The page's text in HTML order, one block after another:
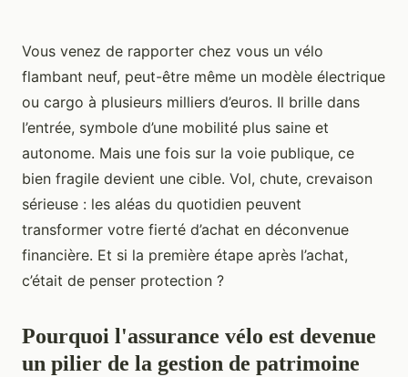
Vous venez de rapporter chez vous un vélo
flambant neuf, peut-être même un modèle électrique
ou cargo à plusieurs milliers d’euros. Il brille dans
l’entrée, symbole d’une mobilité plus saine et
autonome. Mais une fois sur la voie publique, ce
bien fragile devient une cible. Vol, chute, crevaison
sérieuse : les aléas du quotidien peuvent
transformer votre fierté d’achat en déconvenue
financière. Et si la première étape après l’achat,
c’était de penser protection ?
Pourquoi l'assurance vélo est devenue
un pilier de la gestion de patrimoine